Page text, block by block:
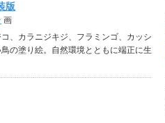
版
画
、カラニジキジ、フラミンゴ、カッシ
の塗り絵。自然環境とともに端正に生